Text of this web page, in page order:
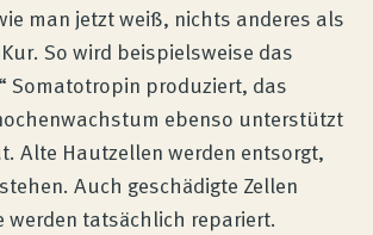
man jetzt weiß, nichts anderes als
So wird beispielsweise das
Somatotropin produziert, das
ebenso unterstützt
Alte Hautzellen werden entsorgt,
Auch geschädigte Zellen
werden tatsächlich repariert.